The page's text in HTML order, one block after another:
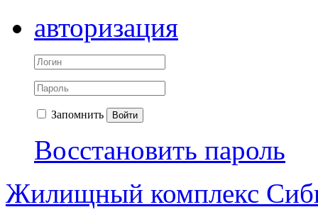
авторизация
Запомнить Войти
Восстановить пароль
Жилищный комплекс